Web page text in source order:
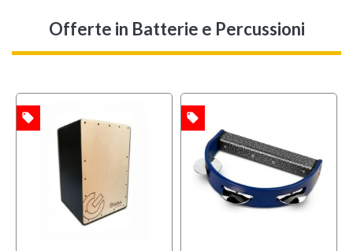
Offerte in Batterie e Percussioni
local_offer local_offer